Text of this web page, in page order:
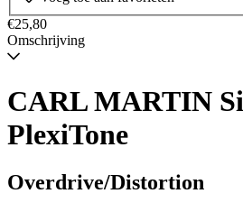
verzonden
wanneer
beschikbaar
€25,80
Omschrijving
CARL MARTIN
PlexiTone
Overdrive/Distortion